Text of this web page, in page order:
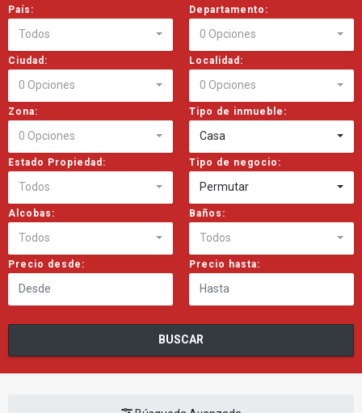
País:
Todos
Departamento:
0 Opciones
Ciudad:
0 Opciones
Localidad:
0 Opciones
Zona:
0 Opciones
Tipo de inmueble:
Casa
Estado Propiedad:
Todos
Tipo de negocio:
Permutar
Alcobas:
Todos
Baños:
Todos
Precio desde: Precio hasta:
BUSCAR